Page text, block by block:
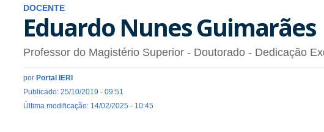
DOCENTE
Eduardo Nunes Guimarães
Professor do Magistério Superior - Doutorado - Dedicação
por Portal IERI
Publicado: 25/10/2019 - 09:51
Última modificação: 14/02/2025 - 10:45